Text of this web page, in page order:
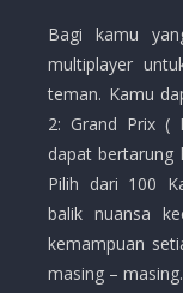
Bagi kamu
multiplayer
teman. Kamu
2: Grand Prix (
dapat bertarung
Pilih dari 100
balik nuansa
kemampuan
masing – masing.